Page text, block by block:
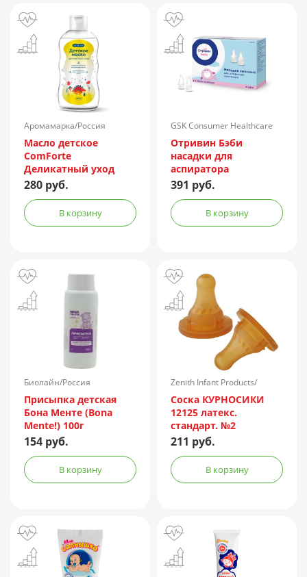
Аромамарка/Россия
Масло детское
ComForte
Деликатный уход
200мл
280 руб.
В корзину
GSK Consumer Healthcare
S.A/Швейцария
Отривин Бэби
насадки для
аспиратора
назального №10
391 руб.
В корзину
Биолайн/Россия
Присыпка детская
Бона Менте (Bona
Mente!) 100г
154 руб.
В корзину
Zenith Infant Products/
Таиланд
Соска КУРНОСИКИ
12125 латекс.
стандарт. №2
211 руб.
В корзину